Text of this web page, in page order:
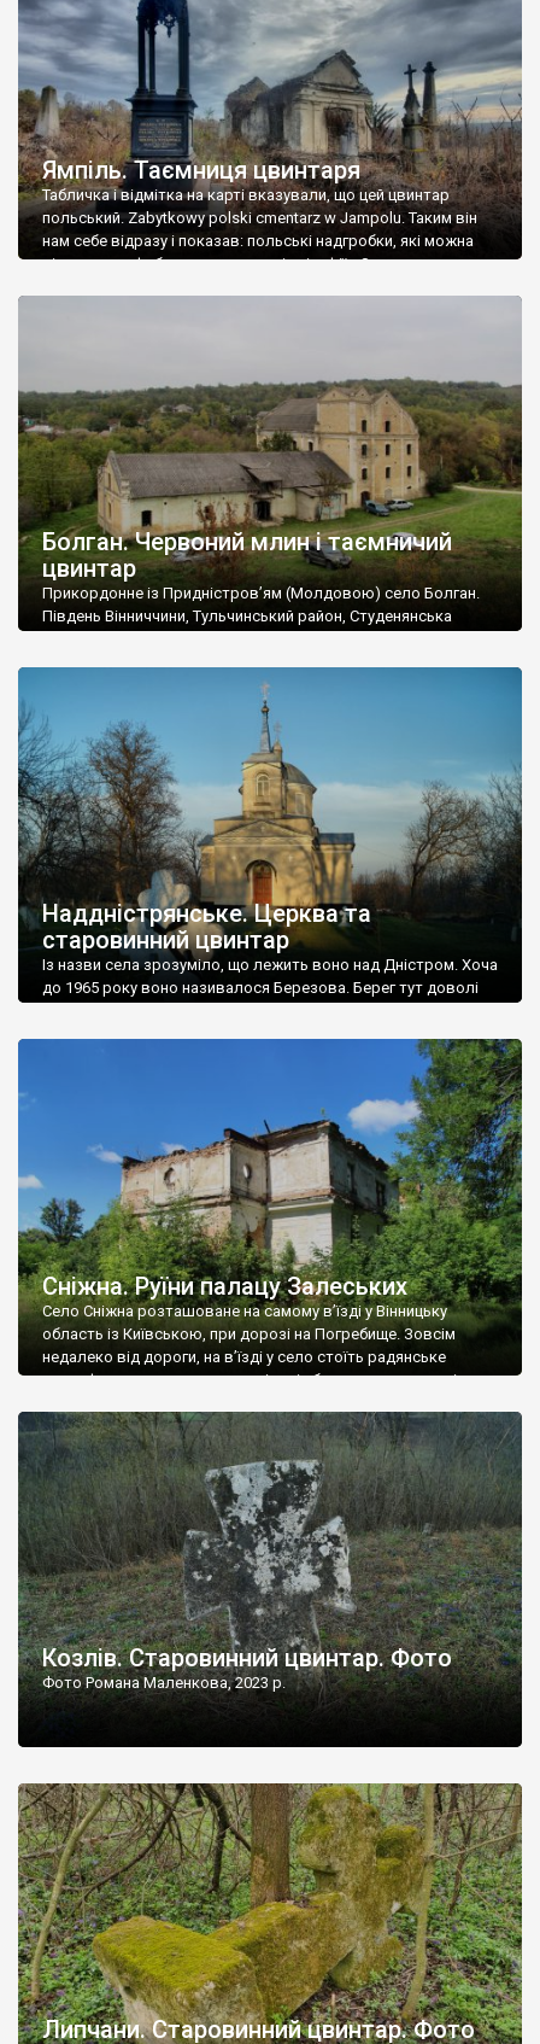
Ямпіль. Таємниця цвинтаря
Табличка і відмітка на карті вказували, що цей цвинтар
польський. Zabytkowy polski cmentarz w Jampolu. Таким він
нам себе відразу і показав: польські надгробки, які можна
віднести до фабричних, польські епітафії… Загалом цвинтар
Болган. Червоний млин і таємничий
цвинтар
Прикордонне із Придністров’ям (Молдовою) село Болган.
Південь Вінниччини, Тульчинський район, Студенянська
старовинний цвинтар із кам’яними хрестами. Всі епітафії, які
збереглися, написані кирилицею, церковнослов’янською
мовою. За всіма традиційними ознаками – цвинтар
український. Хрести датуються 19 століттям. У 1924-1940
роках Болган […]
Наддністрянське. Церква та
старовинний цвинтар
Із назви села зрозуміло, що лежить воно над Дністром. Хоча
до 1965 року воно називалося Березова. Берег тут доволі
Наддністрянське відрізняється від більшості навколишніх
сіл. У селі є мурована Михайлівська церква. Точної дати […]
Сніжна. Руїни палацу Залеських
Село Сніжна розташоване на самому в’їзді у Вінницьку
область із Київською, при дорозі на Погребище. Зовсім
недалеко від дороги, на в’їзді у село стоїть радянське
рельєфне пано, яке показує жінку і яблуню, а трохи далі, десь
не видно, але видно дві стареньких колії у траві – […]
Козлів. Старовинний цвинтар. Фото
Фото Романа Маленкова, 2023 р.
Липчани. Старовинний цвинтар. Фото